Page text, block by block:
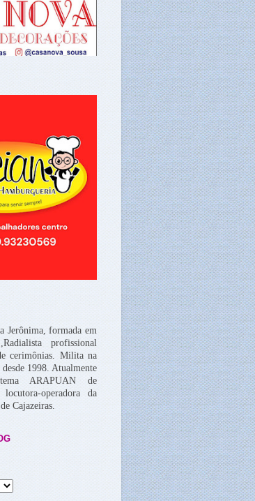
Jerônima, formada em
profissional
cerimônias. Milita na
1998. Atualmente
ARAPUAN de
operadora da
Cajazeiras.